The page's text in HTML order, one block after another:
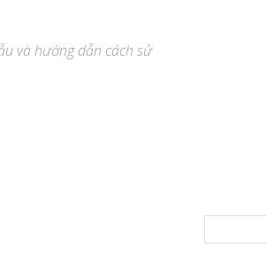
và hướng dẫn cách sử